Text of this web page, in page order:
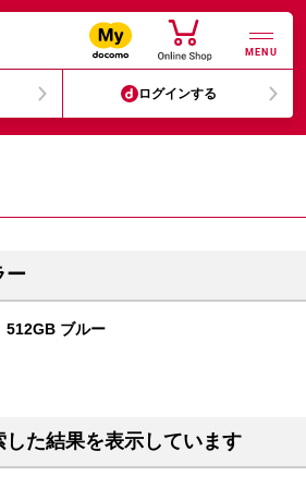
MENU
ログインする
ー
512GB ブルー
た結果を表示しています